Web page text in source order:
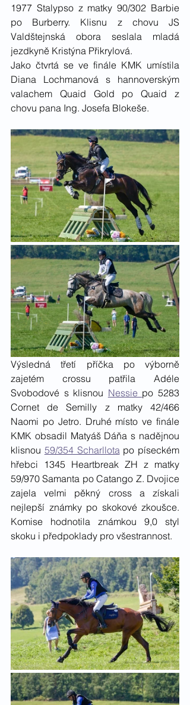
1977 Stalypso z matky 90/302 Barbie
po Burberry. Klisnu z chovu JS
Valdštejnská obora seslala mladá
jezdkyně Kristýna Přikrylová.
Jako čtvrtá se ve finále KMK umístila
Diana Lochmanová s hannoverským
valachem Quaid Gold po Quaid z
chovu pana Ing. Josefa Blokeše.
Výsledná třetí příčka po výborně
zajetém crossu patřila Adéle
Svobodové s klisnou Nessie po 5283
Cornet de Semilly z matky 42/466
Naomi po Jetro. Druhé místo ve finále
KMK obsadil Matyáš Dáňa s nadějnou
klisnou 59/354 Scharllota po píseckém
hřebci 1345 Heartbreak ZH z matky
59/970 Samanta po Catango Z. Dvojice
zajela velmi pěkný cross a získali
nejlepší známky po skokové zkoušce.
Komise hodnotila známkou 9,0 styl
skoku i předpoklady pro všestrannost.